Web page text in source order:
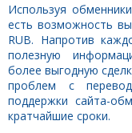
Используя
есть возможность
RUB. Напротив
полезную
более выгодную
проблем с
поддержки сайта-
кратчайшие сроки.